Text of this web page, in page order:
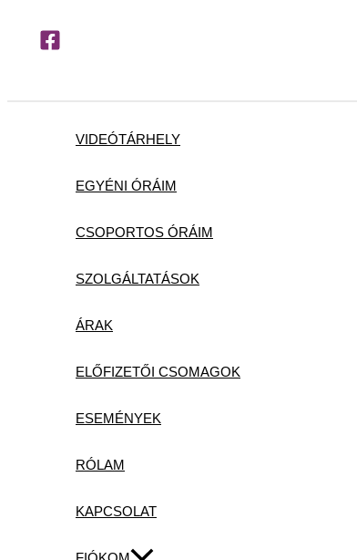
VIDEÓTÁRHELY
EGYÉNI ÓRÁIM
CSOPORTOS ÓRÁIM
SZOLGÁLTATÁSOK
ÁRAK
ELŐFIZETŐI CSOMAGOK
ESEMÉNYEK
RÓLAM
KAPCSOLAT